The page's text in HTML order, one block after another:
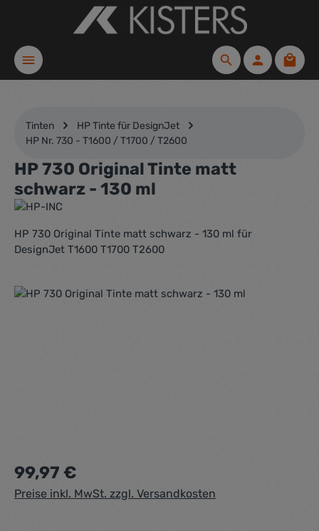
Zum Hauptinhalt springen
Tinten
HP Tinte für DesignJet
HP Nr. 730 - T1600 / T1700 / T2600
HP 730 Original Tinte matt
schwarz - 130 ml
HP 730 Original Tinte matt schwarz - 130 ml für
DesignJet T1600 T1700 T2600
Bildergalerie überspringen
Regulärer Preis:
99,97 €
Preise inkl. MwSt. zzgl. Versandkosten